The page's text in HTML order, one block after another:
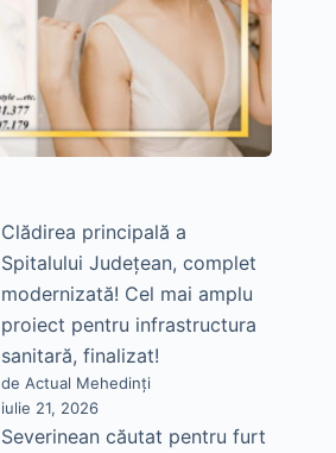
Clădirea principală a
Spitalului Județean, complet
modernizată! Cel mai amplu
proiect pentru infrastructura
sanitară, finalizat!
de Actual Mehedinți
iulie 21, 2026
Severinean căutat pentru furt